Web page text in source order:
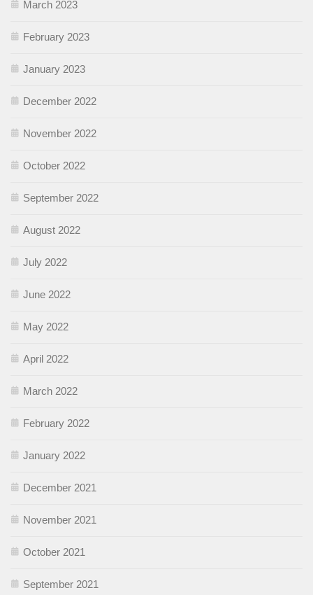
March 2023
February 2023
January 2023
December 2022
November 2022
October 2022
September 2022
August 2022
July 2022
June 2022
May 2022
April 2022
March 2022
February 2022
January 2022
December 2021
November 2021
October 2021
September 2021